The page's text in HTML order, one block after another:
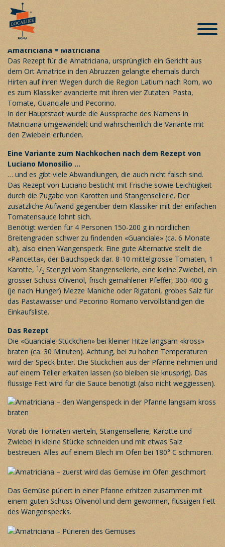
Römische Spezialitäten auf der
Speisekarte – «Amatriciana»
Veröffentlicht am 2. Februar 2019
Amatriciana = Matriciana
Das Rezept für die Amatriciana, ursprünglich ein Gericht aus
dem Ort Amatrice in den Abruzzen gelangte ehemals durch
Hirten auf ihren Wegen durch die Region Latium nach Rom, wo
es zum Klassiker avancierte mit ihren vier Zutaten: Pasta,
Tomate, Guanciale und Pecorino.
In der Hauptstadt wurde die Aussprache des Namens in
Matriciana umgewandelt und wahrscheinlich die Variante mit
den Zwiebeln erfunden.
Eine Variante zum Nachkochen nach dem Rezept von
Luciano Monosilio …
… und es gibt viele Abwandlungen, die auch nicht falsch sind.
Das Rezept von Luciano besticht mit Frische sowie Leichtigkeit
durch die Zugabe von Karotten und Stangensellerie. Der
zusätzliche Aufwand gegenüber dem Klassiker mit der einfachen
Tomatensauce lohnt sich.
Benötigt werden für 4 Personen 150-200 g in nördlichen
Breitengraden schwer zu findenden «Guanciale» (ca. 6 Monate
alt), also einen Wangenspeck. Eine gute Alternative stellt die
«Pancetta», der Bauchspeck dar. 8-10 mittelgrosse Tomaten, 1
Karotte, 1/2 Stengel vom Stangensellerie, eine kleine Zwiebel, ein
grosser Schuss Olivenöl, frisch gemahlener Pfeffer, 360-400 g
(je nach Hunger) Mezze Maniche oder Rigatoni, grobes Salz für
das Pastawasser und Pecorino Romano vervollständigen die
Einkaufsliste.
Das Rezept
Die «Guanciale-Stückchen» bei kleiner Hitze langsam «kross»
braten (ca. 30 Minuten). Achtung, bei zu hohen Temperaturen
wird der Speck bitter. Die Stückchen aus der Pfanne nehmen und
auf einem Teller erkalten lassen (so bleiben sie knusprig). Das
flüssige Fett wird für die Sauce benötigt (also nicht weggiessen).
Vorab die Tomaten vierteln, Stangensellerie, Karotte und
Zwiebel in kleine Stücke schneiden und mit etwas Salz
bestreuen. Alles auf einem Blech im Ofen bei 180° C schmoren.
Das Gemüse püriert in einer Pfanne erhitzen zusammen mit
einem guten Schuss Olivenöl und dem gewonnen, flüssigen Fett
des Wangenspecks.